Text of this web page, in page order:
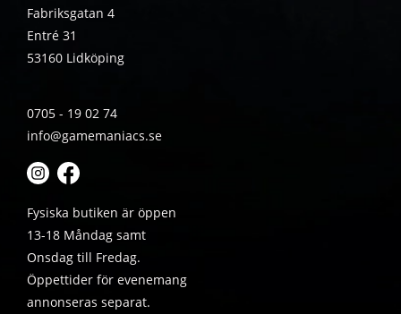
Fabriksgatan 4
Entré 31
53160 Lidköping
0705 - 19 02 74
info@gamemaniacs.se
Fysiska butiken är öppen
13-18 Måndag samt
Onsdag till Fredag.
Öppettider för evenemang
annonseras separat.